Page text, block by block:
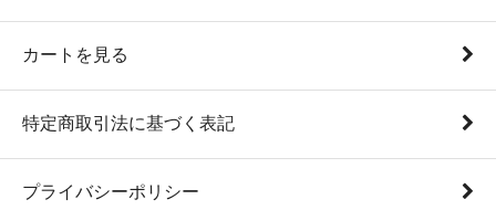
カートを見る
特定商取引法に基づく表記
プライバシーポリシー